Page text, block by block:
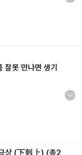
못 만나면 생기
상 (下剋上) (총2